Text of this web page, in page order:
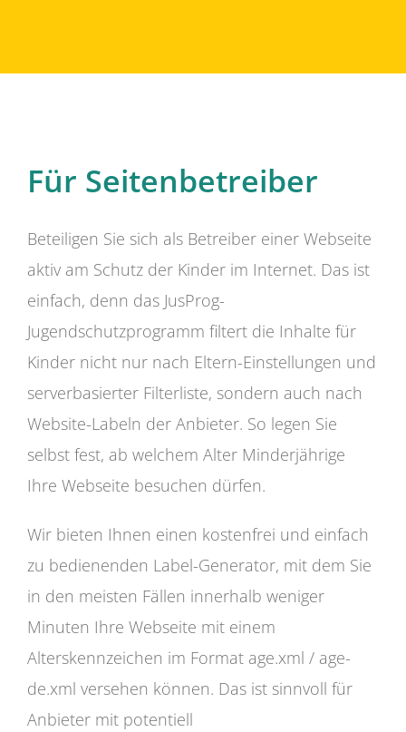
Für Seitenbetreiber
Beteiligen Sie sich als Betreiber einer Webseite
aktiv am Schutz der Kinder im Internet. Das ist
einfach, denn das JusProg-
Jugendschutzprogramm filtert die Inhalte für
Kinder nicht nur nach Eltern-Einstellungen und
serverbasierter Filterliste, sondern auch nach
Website-Labeln der Anbieter. So legen Sie
selbst fest, ab welchem Alter Minderjährige
Ihre Webseite besuchen dürfen.
Wir bieten Ihnen einen kostenfrei und einfach
zu bedienenden Label-Generator, mit dem Sie
in den meisten Fällen innerhalb weniger
Minuten Ihre Webseite mit einem
Alterskennzeichen im Format age.xml / age-
de.xml versehen können. Das ist sinnvoll für
Anbieter mit potentiell